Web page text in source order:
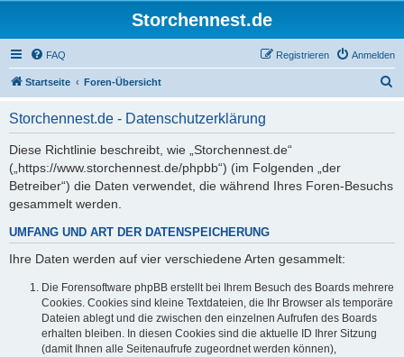
Storchennest.de
FAQ Anmelden
Registrieren
Startseite Foren-Übersicht
Storchennest.de - Datenschutzerklärung
Diese Richtlinie beschreibt, wie „Storchennest.de“
(„https://www.storchennest.de/phpbb“) (im Folgenden „der
Betreiber“) die Daten verwendet, die während Ihres Foren-Besuchs
gesammelt werden.
UMFANG UND ART DER DATENSPEICHERUNG
Ihre Daten werden auf vier verschiedene Arten gesammelt:
Die Forensoftware phpBB erstellt bei Ihrem Besuch des Boards mehrere
Cookies. Cookies sind kleine Textdateien, die Ihr Browser als temporäre
Dateien ablegt und die zwischen den einzelnen Aufrufen des Boards
erhalten bleiben. In diesen Cookies sind die aktuelle ID Ihrer Sitzung
(damit Ihnen alle Seitenaufrufe zugeordnet werden können),